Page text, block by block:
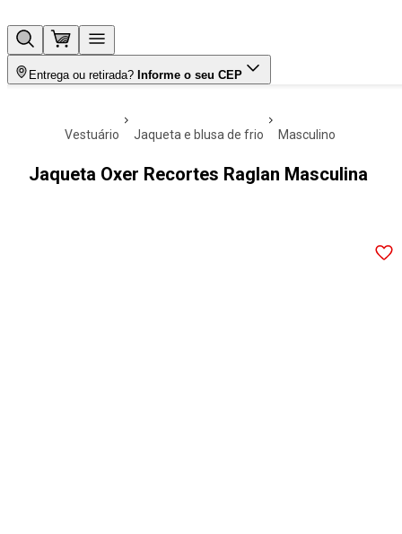
Entrega ou retirada? Informe o seu CEP
vestuário jaqueta e blusa de frio masculino
Jaqueta Oxer Recortes Raglan Masculina